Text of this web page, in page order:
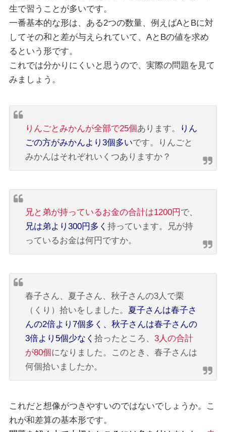
生で習うことが多いです。
一番基本的な形は、ある2つの数量、例えばAとBに対
してその和と差が与えられていて、AとBの値を求め
るという形です。
これでは分かりにくいと思うので、実際の問題を見て
みましょう。
りんごとみかんが全部で25個あります。
りん
ごの方がみかんより3個多いです。りんごと
みかんはそれぞれいくつありますか？
兄と弟が持っているお金の合計は1200円 で、
兄は弟より300円多く 持っています。兄が持
っているお金は何円ですか。
春子さん、夏子さん、秋子さんの3人で栗
（くり）拾いをしました。 夏子さんは春子さ
んの2倍より7個多く、秋子さんは春子さんの
3倍より5個少なく 拾ったところ、 3人の合計
が80個になりました。このとき、春子さんは
何個拾いましたか。
これだと想像がつきやすいのではないでしょうか。こ
れが和差算の基本形です。